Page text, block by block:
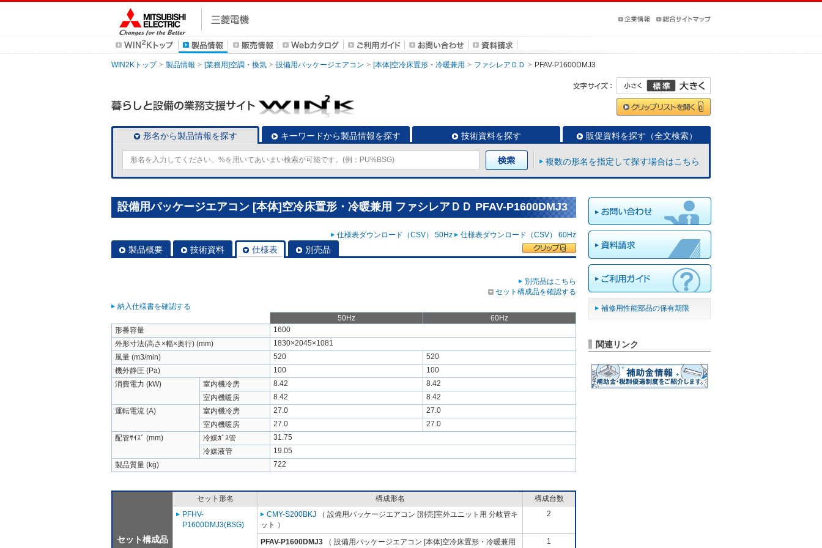
WIN2Kトップ 製品情報 [業務用]空調・換気 設備用パッケージエアコン [本体]空冷床置形・冷暖兼用 ファシレアＤＤ PFAV-P1600DMJ3
形名から製品情報を探す キーワードから製品情報を探す 技術資料を探す 販促資料を探す（全文検索）
複数の形名を指定して探す場合はこちら
設備用パッケージエアコン [本体]空冷床置形・冷暖兼用 ファシレアＤＤ PFAV-P1600DMJ3
仕様表ダウンロード（CSV） 50Hz 仕様表ダウンロード（CSV） 60Hz
製品概要 技術資料 仕様表 別売品
別売品はこちら
セット構成品を確認する
納入仕様書を確認する
50Hz
60Hz
形番容量
1600
外形寸法(高さ×幅×奥行) (mm)
1830×2045×1081
風量 (m3/min)
520
520
機外静圧 (Pa)
100
100
消費電力 (kW)
室内機冷房 8.42
8.42
室内機暖房
8.42
8.42
運転電流 (A)
室内機冷房 27.0
27.0
室内機暖房
27.0
27.0
配管ｻｲｽﾞ (mm)
冷媒ｶﾞｽ管
31.75
冷媒液管
19.05
製品質量 (kg)
722
セット構成品
セット形名 構成形名
構成台数
PFHV-
P1600DMJ3(BSG)
CMY-S200BKJ （ 設備用パッケージエアコン [別売]室外ユニット用 分岐管キ
ット ）
2
PFAV-P1600DMJ3 （ 設備用パッケージエアコン [本体]空冷床置形・冷暖兼用 1
補修用性能部品の保有期限
関連リンク